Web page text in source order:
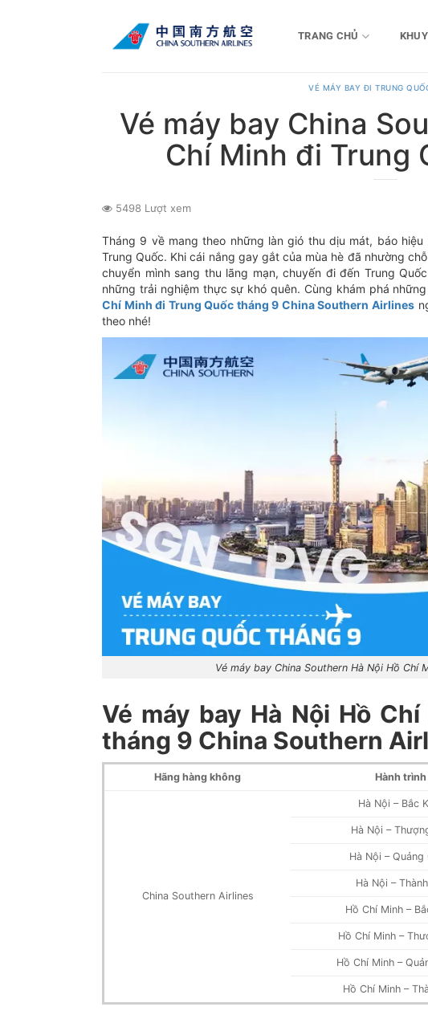
TRANG CHỦ
VÉ MÁY BAY ĐI TRUNG
Vé máy bay China
Chí Minh đi Trung
5498 Lượt xem
Tháng 9 về mang theo những làn gió thu dịu mát, báo
Trung Quốc. Khi cái nắng gay gắt của mùa hè đã nhường
chuyển mình sang thu lãng mạn, chuyến đi đến Trung
những trải nghiệm thực sự khó quên. Cùng khám phá
Chí Minh đi Trung Quốc tháng 9 China Southern Airlines
theo nhé!
Vé máy bay China Southern Hà Nội Hồ Chí
Vé máy bay Hà Nội Hồ
tháng 9 China Southern
Hãng hàng không Hành trình
China Southern Airlines
Hà Nội – Bắc
Hà Nội –
Hà Nội – Quảng
Hà Nội –
Hồ Chí Minh –
Hồ Chí Minh –
Hồ Chí Minh –
Hồ Chí Minh –